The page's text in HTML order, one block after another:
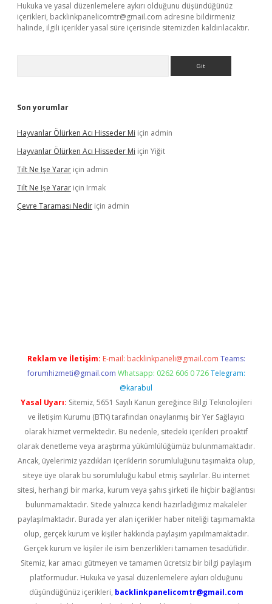
Hukuka ve yasal düzenlemelere aykırı olduğunu düşündüğünüz
içerikleri, backlinkpanelicomtr@gmail.com adresine bildirmeniz
halinde, ilgili içerikler yasal süre içerisinde sitemizden kaldırılacaktır.
Son yorumlar
Hayvanlar Ölürken Acı Hisseder Mi için admin
Hayvanlar Ölürken Acı Hisseder Mi için Yiğit
Tilt Ne Işe Yarar için admin
Tilt Ne Işe Yarar için Irmak
Çevre Taraması Nedir için admin
Reklam ve İletişim: E-mail: backlinkpaneli@gmail.com Teams:
forumhizmeti@gmail.com Whatsapp: 0262 606 0 726 Telegram:
@karabul
Yasal Uyarı: Sitemiz, 5651 Sayılı Kanun gereğince Bilgi Teknolojileri
ve İletişim Kurumu (BTK) tarafından onaylanmış bir Yer Sağlayıcı
olarak hizmet vermektedir. Bu nedenle, sitedeki içerikleri proaktif
olarak denetleme veya araştırma yükümlülüğümüz bulunmamaktadır.
Ancak, üyelerimiz yazdıkları içeriklerin sorumluluğunu taşımakta olup,
siteye üye olarak bu sorumluluğu kabul etmiş sayılırlar. Bu internet
sitesi, herhangi bir marka, kurum veya şahıs şirketi ile hiçbir bağlantısı
bulunmamaktadır. Sitede yalnızca kendi hazırladığımız makaleler
paylaşılmaktadır. Burada yer alan içerikler haber niteliği taşımamakta
olup, gerçek kurum ve kişiler hakkında paylaşım yapılmamaktadır.
Gerçek kurum ve kişiler ile isim benzerlikleri tamamen tesadüfidir.
Sitemiz, kar amacı gütmeyen ve tamamen ücretsiz bir bilgi paylaşım
platformudur. Hukuka ve yasal düzenlemelere aykırı olduğunu
düşündüğünüz içerikleri, backlinkpanelicomtr@gmail.com